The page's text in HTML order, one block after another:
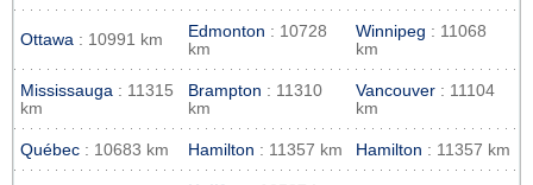
Ottawa : 10991 km Edmonton : 10728
km
Winnipeg : 11068
km
Mississauga : 11315
km
Brampton : 11310
km
Vancouver : 11104
km
Québec : 10683 km Hamilton : 11357 km Hamilton : 11357 km